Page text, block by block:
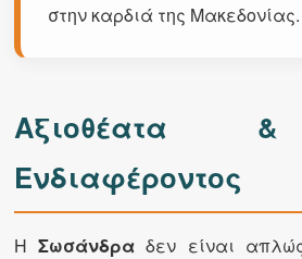
στην καρδιά της Μακεδονίας.
Αξιοθέατα
Ενδιαφέροντος
ΗΣωσάνδρα δεν είναι